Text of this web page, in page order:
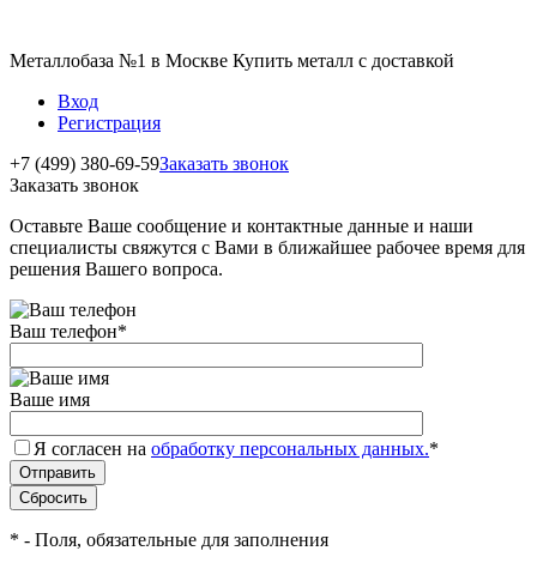
Металлобаза №1 в Москве Купить металл с доставкой
Вход
Регистрация
+7 (499) 380-69-59Заказать звонок
Заказать звонок
Оставьте Ваше сообщение и контактные данные и наши
специалисты свяжутся с Вами в ближайшее рабочее время для
решения Вашего вопроса.
Ваш телефон*
Ваше имя
Я согласен на обработку персональных данных.*
* - Поля, обязательные для заполнения